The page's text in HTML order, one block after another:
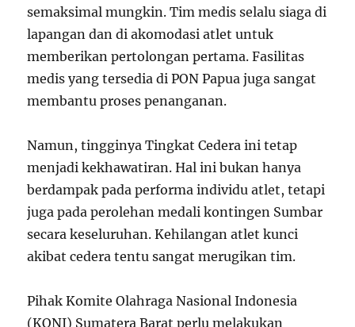
semaksimal mungkin. Tim medis selalu siaga di
lapangan dan di akomodasi atlet untuk
memberikan pertolongan pertama. Fasilitas
medis yang tersedia di PON Papua juga sangat
membantu proses penanganan.
Namun, tingginya Tingkat Cedera ini tetap
menjadi kekhawatiran. Hal ini bukan hanya
berdampak pada performa individu atlet, tetapi
juga pada perolehan medali kontingen Sumbar
secara keseluruhan. Kehilangan atlet kunci
akibat cedera tentu sangat merugikan tim.
Pihak Komite Olahraga Nasional Indonesia
(KONI) Sumatera Barat perlu melakukan